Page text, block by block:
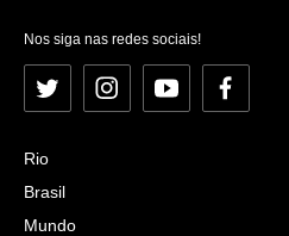
Nos siga nas redes sociais!
Twitter InstagramYouTubeFacebook
Rio
Brasil
Mundo